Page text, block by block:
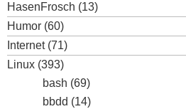
HasenFrosch (13)
Humor (60)
Internet(71)
Linux (393)
bash (69)
bbdd (14)